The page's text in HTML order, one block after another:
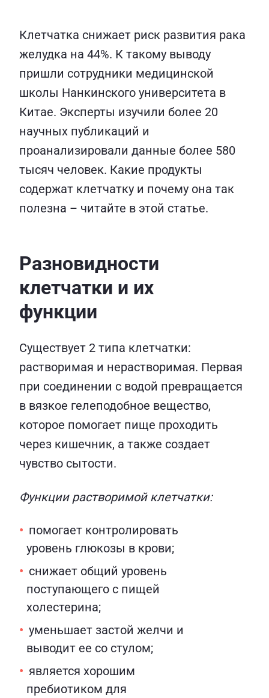
Клетчатка снижает риск развития рака
желудка на 44%. К такому выводу
пришли сотрудники медицинской
школы Нанкинского университета в
Китае. Эксперты изучили более 20
научных публикаций и
проанализировали данные более 580
тысяч человек. Какие продукты
содержат клетчатку и почему она так
полезна – читайте в этой статье.
Разновидности
клетчатки и их
функции
Существует 2 типа клетчатки:
растворимая и нерастворимая. Первая
при соединении с водой превращается
в вязкое гелеподобное вещество,
которое помогает пище проходить
через кишечник, а также создает
чувство сытости.
Функции растворимой клетчатки:
помогает контролировать
уровень глюкозы в крови;
снижает общий уровень
поступающего с пищей
холестерина;
уменьшает застой желчи и
выводит ее со стулом;
является хорошим
пребиотиком для